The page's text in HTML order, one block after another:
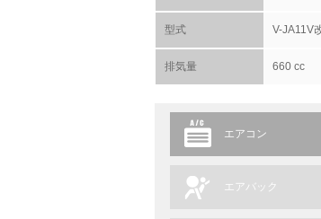
型式 V-JA11V
排気量 660 cc
エアコン
エアバック